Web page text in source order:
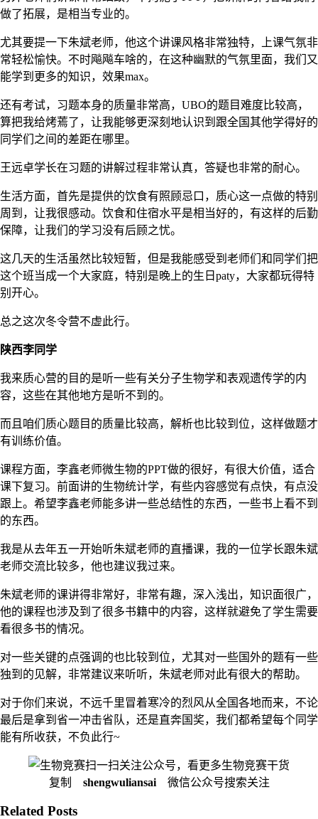
做了拓展，是相当专业的。
尤其要提一下朱斌老师，他这个讲课风格非常独特，上课气氛非
常轻松愉快。不时飚飚车啥的，在这种幽默的气氛里面，我们又
能学到更多的知识，效果max。
还有考试，习题本身的质量非常高，UBO的题目难度比较高，
算把我给烤蔫了，让我能够更深刻地认识到跟全国其他学得好的
同学们之间的差距在哪里。
王远卓学长在习题的讲解过程非常认真，答疑也非常的耐心。
生活方面，首先是提供的饮食有照顾忌口，质心这一点做的特别
周到，让我很感动。饮食和住宿水平是相当好的，有这样的后勤
保障，让我们的学习没有后顾之忧。
这几天的生活虽然比较短暂，但是我能感受到老师们和同学们把
这个班当成一个大家庭，特别是晚上的生日paty，大家都玩得特
别开心。
总之这次冬令营不虚此行。
陕西李同学
我来质心营的目的是听一些有关分子生物学和表观遗传学的内
容，这些在其他地方是听不到的。
而且咱们质心题目的质量比较高，解析也比较到位，这样做题才
有训练价值。
课程方面，李鑫老师微生物的PPT做的很好，有很大价值，适合
课下复习。前面讲的生物统计学，有些内容感觉有点快，有点没
跟上。希望李鑫老师能多讲一些总结性的东西，一些书上看不到
的东西。
我是从去年五一开始听朱斌老师的直播课，我的一位学长跟朱斌
老师交流比较多，他也建议我过来。
朱斌老师的课讲得非常好，非常有趣，深入浅出，知识面很广，
他的课程也涉及到了很多书籍中的内容，这样就避免了学生需要
看很多书的情况。
对一些关键的点强调的也比较到位，尤其对一些国外的题有一些
独到的见解，非常建议来听听，朱斌老师对此有很大的帮助。
对于你们来说，不远千里冒着寒冷的烈风从全国各地而来，不论
最后是拿到省一冲击省队，还是直奔国奖，我们都希望每个同学
能有所收获，不负此行~
扫一扫关注公众号，看更多生物竞赛干货
复制 shengwuliansai微信公众号搜索关注
Related Posts